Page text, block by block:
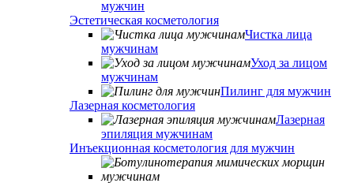
мужчин
Эстетическая косметология
Чистка лица
мужчинам
Уход за лицом
мужчинам
Пилинг для мужчин
Лазерная косметология
Лазерная
эпиляция мужчинам
Инъекционная косметология для мужчин